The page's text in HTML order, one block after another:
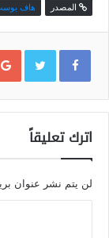
المصدر هاف
اترك تعليقاً
لن يتم نشر عنوان